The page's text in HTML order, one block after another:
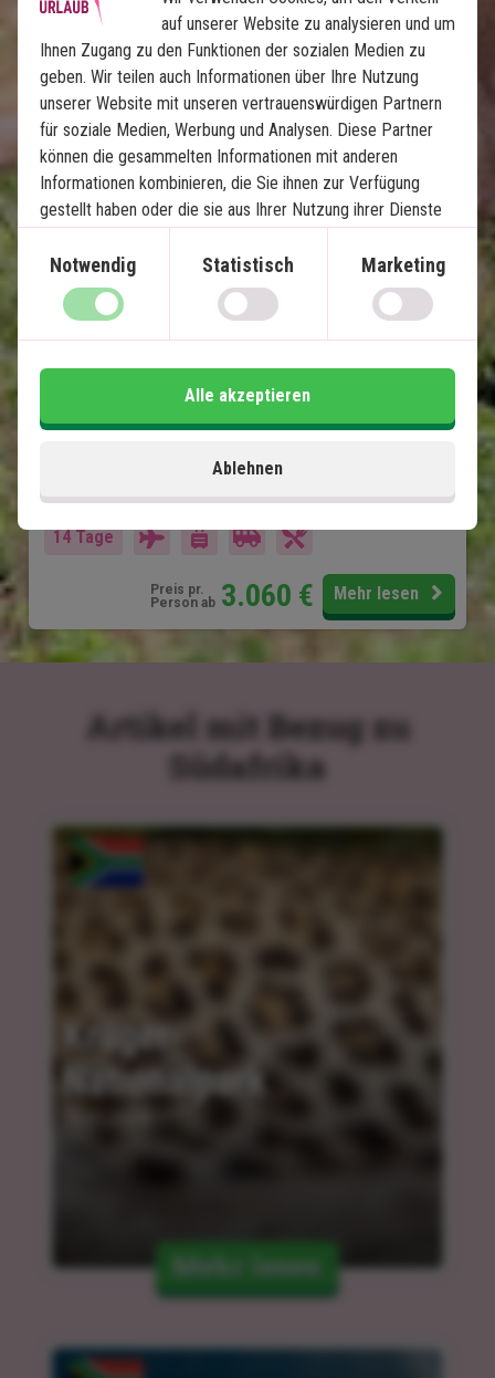
Krüger Safari und Sansibar
5 Übernachtungen in den Lamai Safari
Lodges mit Vollpension
5 Übernachtungen auf Sansibar auf 4-
Game Drives im privaten "Big Five"-Gebiet
von Lamai Safari
Picknick und Game Drive am Oliphant River
Preisgekrönte Lodge – Travellers Choice
2023 und 2024
Im Preis inklusive
14 Tage
Preis pr.
Person ab 3.060 € Mehr lesen
Artikel mit Bezug zu
Südafrika
Krüger-
Nationalpark
Mehr lesen
auf unserer Website zu analysieren und um
Ihnen Zugang zu den Funktionen der sozialen Medien zu
geben. Wir teilen auch Informationen über Ihre Nutzung
unserer Website mit unseren vertrauenswürdigen Partnern
für soziale Medien, Werbung und Analysen. Diese Partner
können die gesammelten Informationen mit anderen
Informationen kombinieren, die Sie ihnen zur Verfügung
gestellt haben oder die sie aus Ihrer Nutzung ihrer Dienste
Notwendig Statistisch Marketing
Ablehnen
Alle akzeptieren